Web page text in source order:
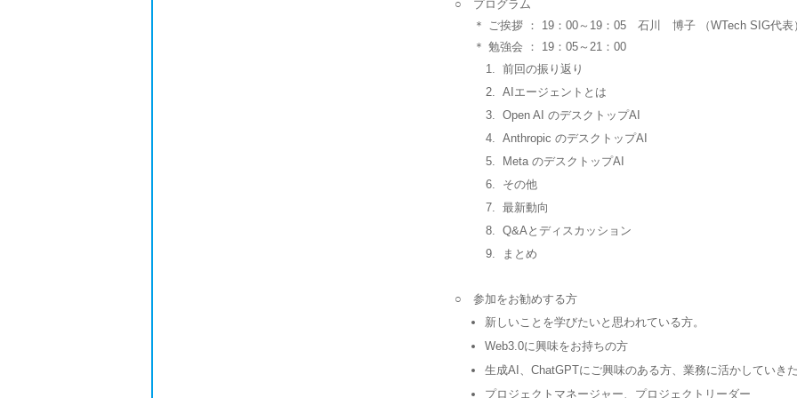
○
プログラム
＊ ご挨拶 ： 19：00～19：05 石川 博子 （WTech SIG代表
＊ 勉強会 ： 19：05～21：00
1.
前回の振り返り
2.
AIエージェントとは
3.
Open AI のデスクトップAI
4.
Anthropic のデスクトップAI
5.
Meta のデスクトップAI
6.
その他
7.
最新動向
8.
Q&Aとディスカッション
9.
まとめ
○
参加をお勧めする方
新しいことを学びたいと思われている方。
Web3.0に興味をお持ちの方
生成AI、ChatGPTにご興味のある方、業務に活かしていき
プロジェクトマネージャー、プロジェクトリーダー